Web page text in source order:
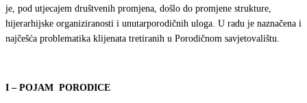
PORODIČNO
SAVJETOVALIŠTE
je, pod utjecajem društvenih promjena, došlo do promjene strukture,
hijerarhijske organiziranosti i unutarporodičnih uloga. U radu je naznačena i
najčešća problematika klijenata tretiranih u Porodičnom savjetovalištu.
I – POJAM PORODICE